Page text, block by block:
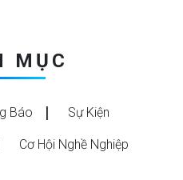
MỤC
Báo Sự Kiện
Cơ Hội Nghề Nghiệp